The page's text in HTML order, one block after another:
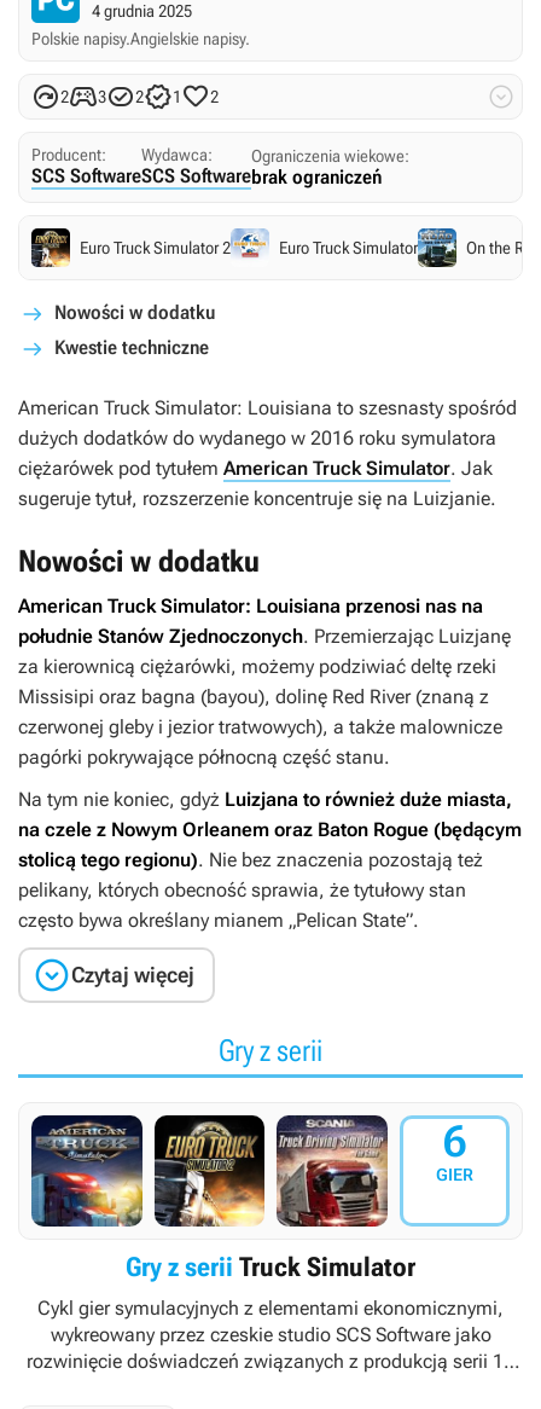
4 grudnia 2025
Polskie napisy.Angielskie napisy.
2321 2 
Producent:
SCS Software
Wydawca:
SCS Software
Ograniczenia wiekowe:
brak ograniczeń
Euro Truck Simulator 2 Euro Truck Simulator On the
Nowości w dodatku
Kwestie techniczne
American Truck Simulator: Louisiana to szesnasty spośród
dużych dodatków do wydanego w 2016 roku symulatora
ciężarówek pod tytułem American Truck Simulator. Jak
sugeruje tytuł, rozszerzenie koncentruje się na Luizjanie.
Nowości w dodatku
American Truck Simulator: Louisiana przenosi nas na
południe Stanów Zjednoczonych. Przemierzając Luizjanę
za kierownicą ciężarówki, możemy podziwiać deltę rzeki
Missisipi oraz bagna (bayou), dolinę Red River (znaną z
czerwonej gleby i jezior tratwowych), a także malownicze
pagórki pokrywające północną część stanu.
Na tym nie koniec, gdyż Luizjana to również duże miasta,
na czele z Nowym Orleanem oraz Baton Rogue (będącym
stolicą tego regionu). Nie bez znaczenia pozostają też
pelikany, których obecność sprawia, że tytułowy stan
często bywa określany mianem „Pelican State”.
Czytaj więcej
Gry z serii
6
GIER
Gry z serii Truck Simulator
Cykl gier symulacyjnych z elementami ekonomicznymi,
wykreowany przez czeskie studio SCS Software jako
rozwinięcie doświadczeń związanych z produkcją serii 18